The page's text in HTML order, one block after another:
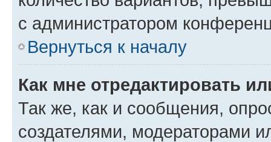
с администратором
Вернуться к началу
Как мне отредактировать
Так же, как и сообщения,
создателями, модераторами